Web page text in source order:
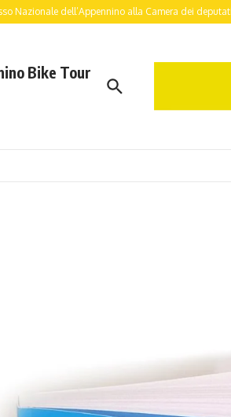
dell’Appennino alla Camera dei deputati: a
Bike Tour